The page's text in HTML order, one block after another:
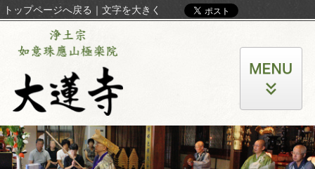
トップページへ戻る ｜ 文字を大きく